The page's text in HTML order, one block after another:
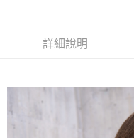
成交易。
1.分期款項不併入電信帳單，
運送方式
每筆NT$60，滿NT$1,000(
詳細說明